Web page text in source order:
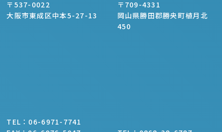
〒537-0022
大阪市東成区中本5-27-13
TEL：06-6971-7741
〒709-4331
岡山県勝田郡勝央町植月北
450